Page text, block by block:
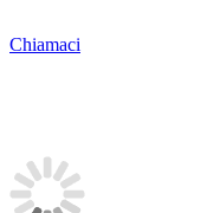
Chiamaci